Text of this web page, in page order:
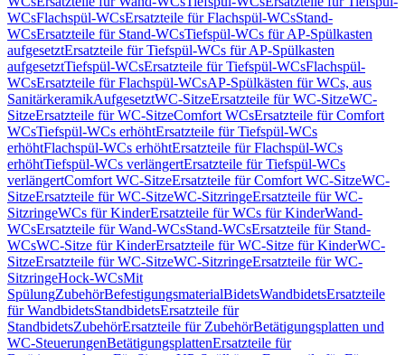
WCsFlachspül-WCsErsatzteile für Flachspül-WCsStand-
WCsErsatzteile für Stand-WCsTiefspül-WCs für AP-Spülkasten
aufgesetztErsatzteile für Tiefspül-WCs für AP-Spülkasten
aufgesetztTiefspül-WCsErsatzteile für Tiefspül-WCsFlachspül-
WCsErsatzteile für Flachspül-WCsAP-Spülkästen für WCs, aus
SanitärkeramikAufgesetztWC-SitzeErsatzteile für WC-SitzeWC-
SitzeErsatzteile für WC-SitzeComfort WCsErsatzteile für Comfort
WCsTiefspül-WCs erhöhtErsatzteile für Tiefspül-WCs
erhöhtFlachspül-WCs erhöhtErsatzteile für Flachspül-WCs
erhöhtTiefspül-WCs verlängertErsatzteile für Tiefspül-WCs
verlängertComfort WC-SitzeErsatzteile für Comfort WC-SitzeWC-
SitzeErsatzteile für WC-SitzeWC-SitzringeErsatzteile für WC-
SitzringeWCs für KinderErsatzteile für WCs für KinderWand-
WCsErsatzteile für Wand-WCsStand-WCsErsatzteile für Stand-
WCsWC-Sitze für KinderErsatzteile für WC-Sitze für KinderWC-
SitzeErsatzteile für WC-SitzeWC-SitzringeErsatzteile für WC-
SitzringeHock-WCsMit
SpülungZubehörBefestigungsmaterialBidetsWandbidetsErsatzteile
für WandbidetsStandbidetsErsatzteile für
StandbidetsZubehörErsatzteile für ZubehörBetätigungsplatten und
WC-SteuerungenBetätigungsplattenErsatzteile für